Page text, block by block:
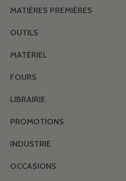
MATIÈRES PREMIÈRES
OUTILS
MATÉRIEL
FOURS
LIBRAIRIE
PROMOTIONS
INDUSTRIE
OCCASIONS